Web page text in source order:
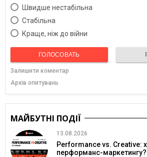
Швидше нестабільна
Cтабільна
Краще, ніж до війни
ГОЛОСОВАТЬ
Залишити коментар
Архів опитувань
МАЙБУТНІ ПОДІЇ
13.08.2026
Performance vs. Creative:
перформанс-маркетингу?